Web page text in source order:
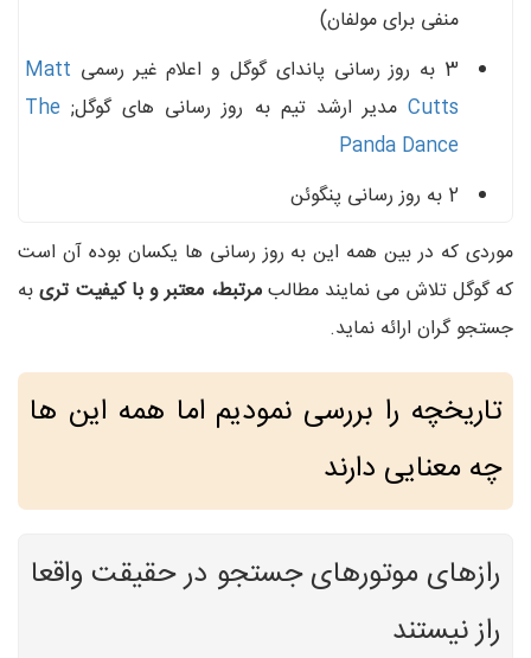
منفی برای مولفان)
3 به روز رسانی پاندای گوگل و اعلام غیر رسمی
Matt
Cutts مدیر ارشد تیم به روز رسانی های گوگل; The
Panda Dance
2 به روز رسانی پنگوئن
موردی که در بین همه این به روز رسانی ها یکسان بوده آن است
که گوگل تلاش می نمایند مطالبمرتبط، معتبر و با کیفیت تریبه
جستجو گران ارائه نماید.
تاریخچه را بررسی نمودیم اما همه این ها
چه معنایی دارند
رازهای موتورهای جستجو در حقیقت واقعا
راز نیستند